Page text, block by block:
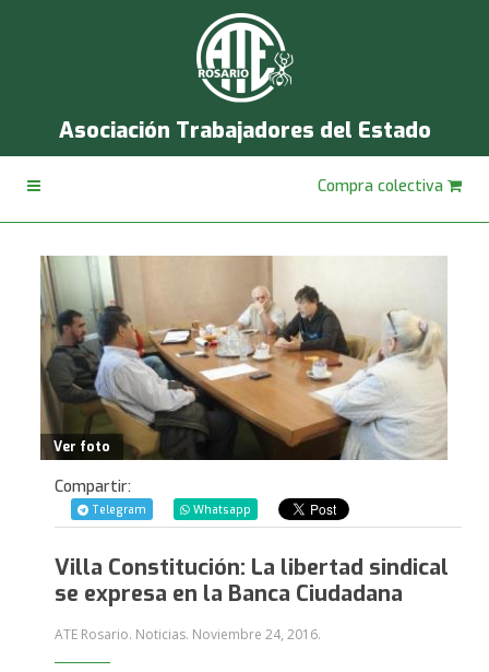
Asociación Trabajadores del Estado
Compra colectiva
Ver foto
Compartir:
Telegram Whatsapp
Villa Constitución: La libertad sindical
se expresa en la Banca Ciudadana
ATE Rosario. Noticias. Noviembre 24, 2016.